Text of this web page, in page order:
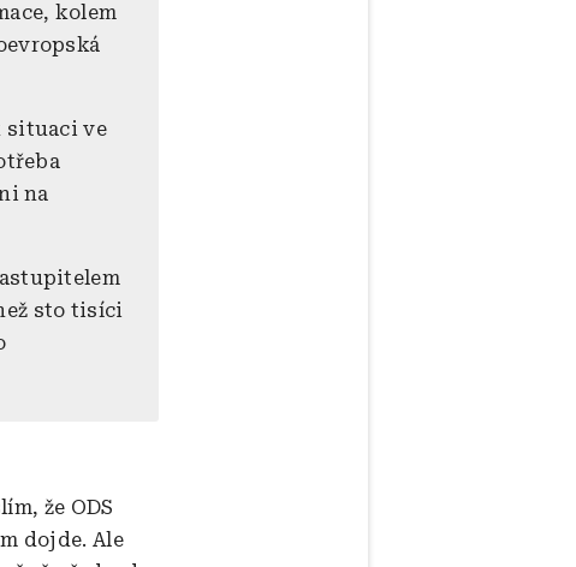
kolem
situaci ve
na
sto tisíci
že ODS
dojde. Ale